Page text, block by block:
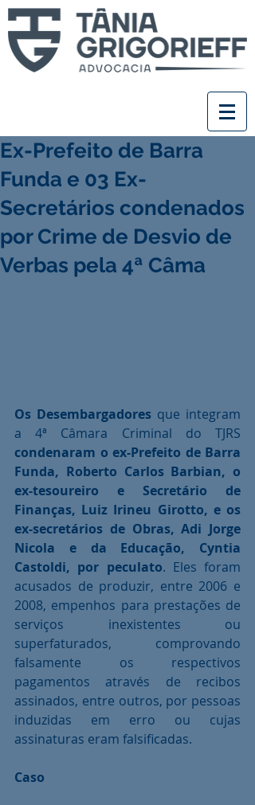
Ex-Prefeito de Barra
Funda e 03 Ex-
Secretários condenados
por Crime de Desvio de
Verbas pela 4ª Câma
Os Desembargadores que integram
condenaram o ex-Prefeito de Barra
Funda, Roberto Carlos Barbian, o
ex-tesoureiro e Secretário de
Finanças, Luiz Irineu Girotto, e os
ex-secretários de Obras, Adi Jorge
Nicola e da Educação, Cyntia
Castoldi, por peculato. Eles foram
acusados de produzir, entre 2006 e
2008, empenhos para prestações de
serviços inexistentes ou
superfaturados, comprovando
falsamente os respectivos
pagamentos através de recibos
assinados, entre outros, por pessoas
induzidas em erro ou cujas
assinaturas eram falsificadas.
Caso